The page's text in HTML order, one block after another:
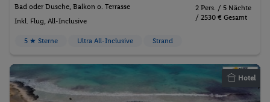
Bad oder Dusche, Balkon o. Terrasse
Inkl. Flug, All-Inclusive
2 Pers. / 5 Nächte
/ 2530 € Gesamt
5 ★ Sterne Ultra All-Inclusive Strand
Hotel